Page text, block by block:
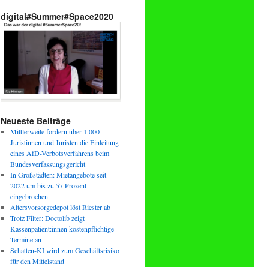
digital#Summer#Space2020
Neueste Beiträge
Mittlerweile fordern über 1.000
Juristinnen und Juristen die Einleitung
eines AfD-Verbotsverfahrens beim
Bundesverfassungsgericht
In Großstädten: Mietangebote seit
2022 um bis zu 57 Prozent
eingebrochen
Altersvorsorgedepot löst Riester ab
Trotz Filter: Doctolib zeigt
Kassenpatient:innen kostenpflichtige
Termine an
Schatten-KI wird zum Geschäftsrisiko
für den Mittelstand